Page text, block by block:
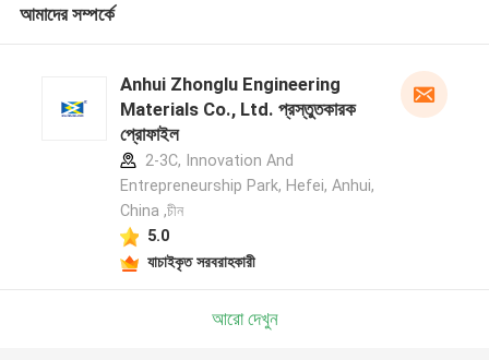
আমাদের সম্পর্কে
Anhui Zhonglu Engineering
Materials Co., Ltd. প্রস্তুতকারক
প্রোফাইল
2-3C, Innovation And
Entrepreneurship Park, Hefei, Anhui,
China ,চীন
5.0
যাচাইকৃত সরবরাহকারী
আরো দেখুন